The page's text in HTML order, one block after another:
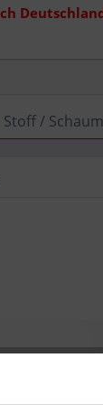
Stoff /